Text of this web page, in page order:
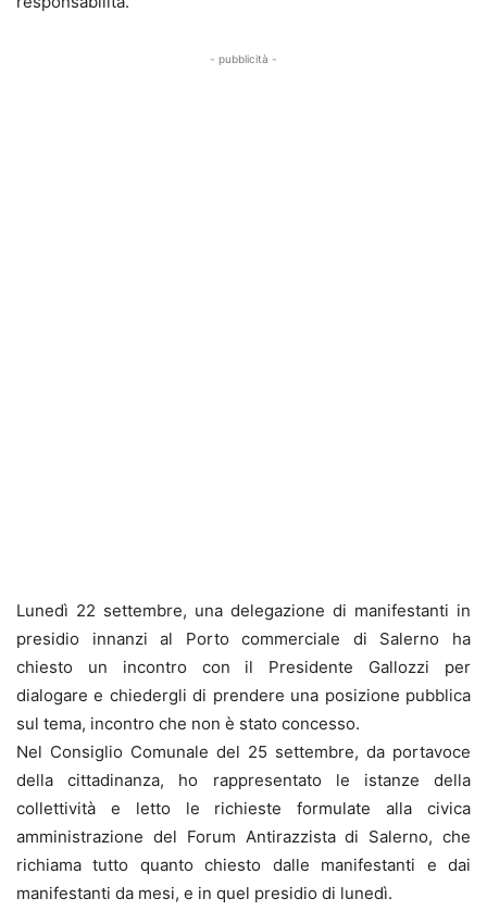
- pubblicità -
Lunedì 22 settembre, una delegazione di manifestanti in
presidio innanzi al Porto commerciale di Salerno ha
chiesto un incontro con il Presidente Gallozzi per
dialogare e chiedergli di prendere una posizione pubblica
sul tema, incontro che non è stato concesso.
Nel Consiglio Comunale del 25 settembre, da portavoce
della cittadinanza, ho rappresentato le istanze della
collettività e letto le richieste formulate alla civica
amministrazione del Forum Antirazzista di Salerno, che
richiama tutto quanto chiesto dalle manifestanti e dai
manifestanti da mesi, e in quel presidio di lunedì.